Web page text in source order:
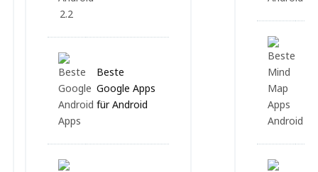
Beste
Google Apps
für Android